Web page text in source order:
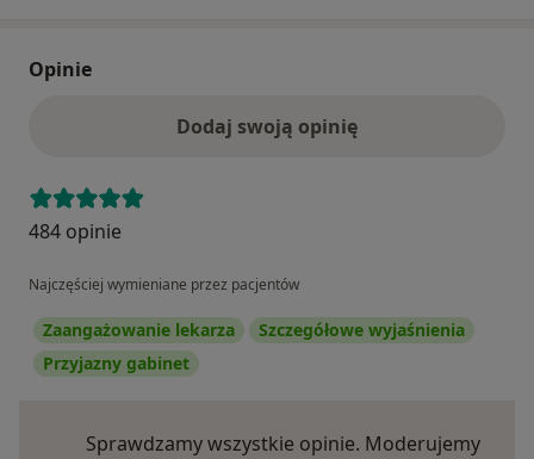
Opinie
Dodaj swoją opinię
484 opinie
Najczęściej wymieniane przez pacjentów
Zaangażowanie lekarza
Szczegółowe wyjaśnienia
Przyjazny gabinet
Sprawdzamy wszystkie opinie. Moderujemy